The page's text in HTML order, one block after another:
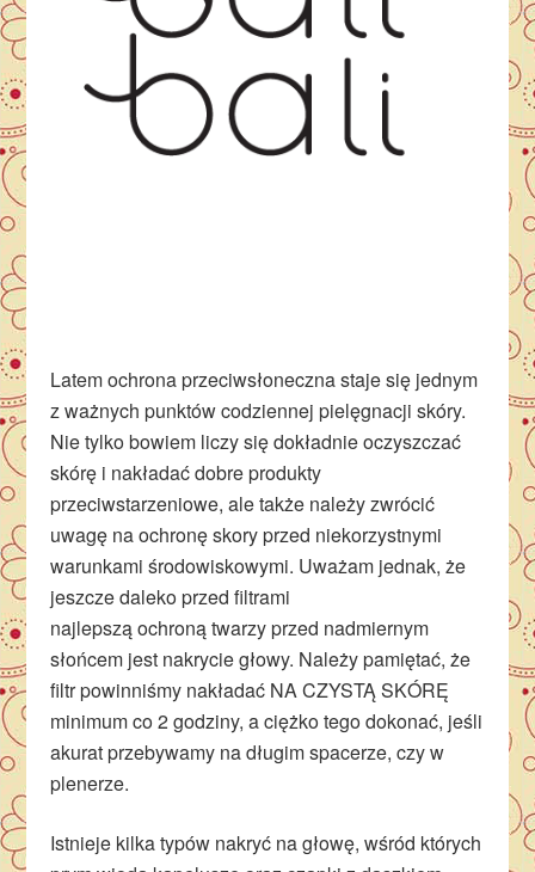
Latem ochrona przeciwsłoneczna staje się jednym
z ważnych punktów codziennej pielęgnacji skóry.
Nie tylko bowiem liczy się dokładnie oczyszczać
skórę i nakładać dobre produkty
przeciwstarzeniowe, ale także należy zwrócić
uwagę na ochronę skory przed niekorzystnymi
warunkami środowiskowymi. Uważam jednak, że
jeszcze daleko przed filtrami
najlepszą ochroną twarzy przed nadmiernym
słońcem jest nakrycie głowy. Należy pamiętać, że
filtr powinniśmy nakładać NA CZYSTĄ SKÓRĘ
minimum co 2 godziny, a ciężko tego dokonać, jeśli
akurat przebywamy na długim spacerze, czy w
plenerze.
Istnieje kilka typów nakryć na głowę, wśród których